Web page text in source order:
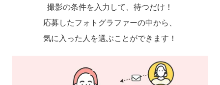
撮影の条件を入力して、待つだけ！
応募したフォトグラファーの中から、
気に入った人を選ぶことができます！